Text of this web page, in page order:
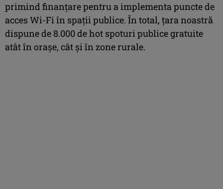
primind finanțare pentru a implementa puncte de
acces Wi-Fi în spații publice. În total, țara noastră
dispune de 8.000 de hot spoturi publice gratuite
atât în orașe, cât și în zone rurale.